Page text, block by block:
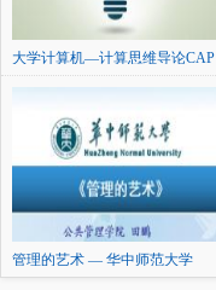
大学计算机—计算思维导论CAP
管理的艺术 — 华中师范大学